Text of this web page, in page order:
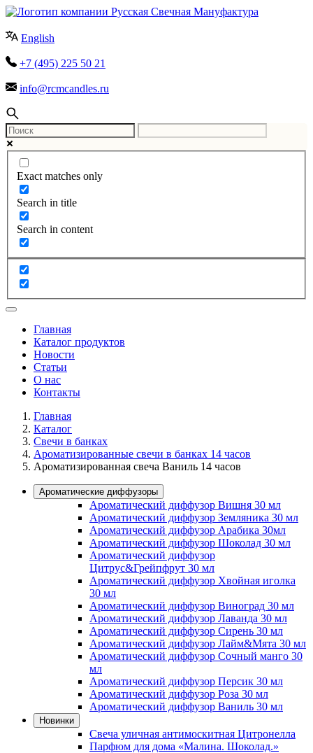
English
+7 (495) 225 50 21
info@rcmcandles.ru
Exact matches only
Search in title
Search in content
Главная
Каталог продуктов
Новости
Статьи
О нас
Контакты
Главная
Каталог
Свечи в банках
Ароматизированные свечи в банках 14 часов
Ароматизированная свеча Ваниль 14 часов
Ароматические диффузоры
Ароматический диффузор Вишня 30 мл
Ароматический диффузор Земляника 30 мл
Ароматический диффузор Арабика 30мл
Ароматический диффузор Шоколад 30 мл
Ароматический диффузор
Цитрус&Грейпфрут 30 мл
Ароматический диффузор Хвойная иголка
30 мл
Ароматический диффузор Виноград 30 мл
Ароматический диффузор Лаванда 30 мл
Ароматический диффузор Сирень 30 мл
Ароматический диффузор Лайм&Мята 30 мл
Ароматический диффузор Сочный манго 30
мл
Ароматический диффузор Персик 30 мл
Ароматический диффузор Роза 30 мл
Ароматический диффузор Ваниль 30 мл
Новинки
Свеча уличная антимоскитная Цитронелла
Парфюм для дома «Малина. Шоколад.»